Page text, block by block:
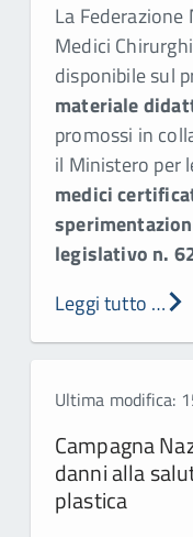
La
Medici
disponibile sul
materiale
promossi in
il Ministero per
medici
legislativo n.
Leggi tutto …
Ultima modifica:
Campagna
danni alla
plastica